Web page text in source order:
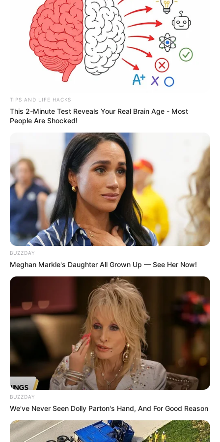
TIPS AND LIFE HACKS
This 2-Minute Test Reveals Your Real Brain Age - Most
People Are Shocked!
BUZZDAY
Meghan Markle's Daughter All Grown Up — See Her Now!
BUZZDAY
We’ve Never Seen Dolly Parton's Hand, And For Good Reason